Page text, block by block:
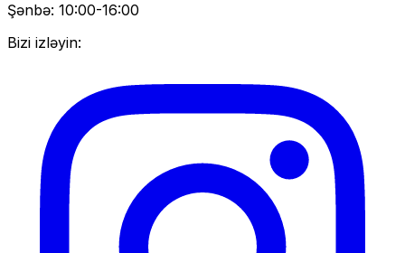
Şənbə: 10:00-16:00
Bizi izləyin: